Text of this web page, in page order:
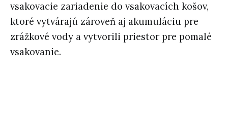
vsakovacie zariadenie do vsakovacích košov,
ktoré vytvárajú zároveň aj akumuláciu pre
zrážkové vody a vytvorili priestor pre pomalé
vsakovanie.